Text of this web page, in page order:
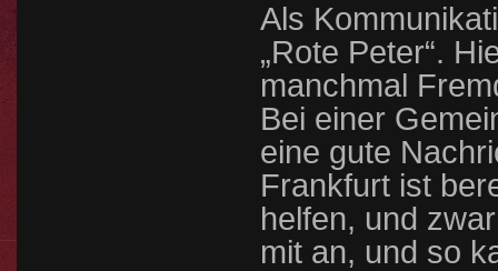
Als
„Rote Peter“.
manchmal
Bei einer
eine gute
Frankfurt ist
helfen, und
mit an, und so